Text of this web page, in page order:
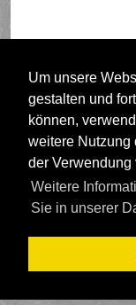
Um unsere
gestalten und
können,
weitere Nutzung
der Verwendung
Weitere
Sie in unserer
Insgesamt sind641
639 Gäste
Der Besucherrekord
gleichzeitig online
Google